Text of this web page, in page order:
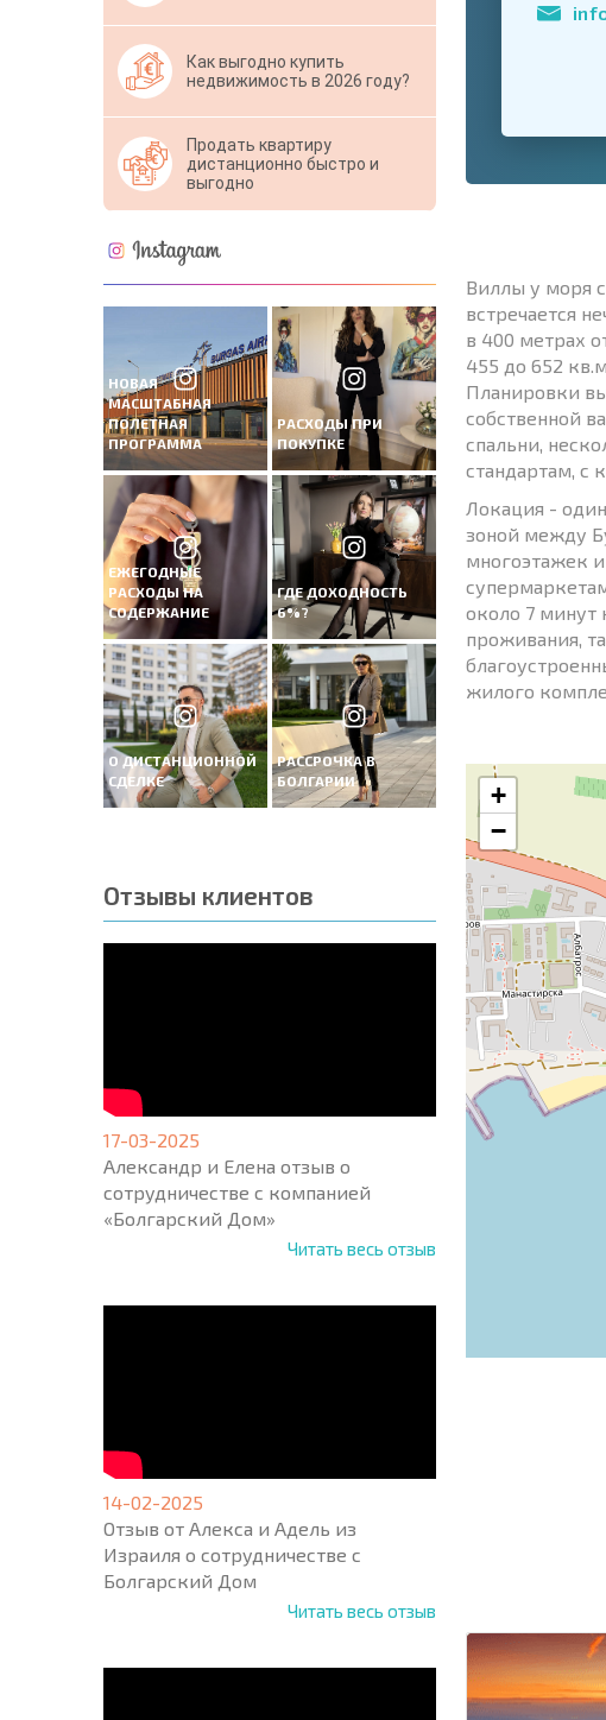
Как выгодно купить
недвижимость в 2026 году?
Продать квартиру
дистанционно быстро и
выгодно
НОВАЯ
МАСШТАБНАЯ
ПОЛЕТНАЯ
ПРОГРАММА
РАСХОДЫ ПРИ
ПОКУПКЕ
ЕЖЕГОДНЫЕ
РАСХОДЫ НА
СОДЕРЖАНИЕ
ГДЕ ДОХОДНОСТЬ
6%?
О ДИСТАНЦИОННОЙ
СДЕЛКЕ
РАССРОЧКА В
БОЛГАРИИ
Отзывы клиентов
17-03-2025
Александр и Елена отзыв о
сотрудничестве с компанией
«Болгарский Дом»
Читать весь отзыв
14-02-2025
Отзыв от Алекса и Адель из
Израиля о сотрудничестве с
Болгарский Дом
Читать весь отзыв
Виллы у моря
встречается
в 400 метрах
455 до 652
Планировки
собственной
спальни,
стандартам, с
Локация -
зоной между
многоэтажек
около 7 минут
проживания,
жилого
+
−
States
+1
* Поля